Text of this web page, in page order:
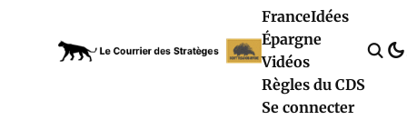
FranceIdées
Épargne
Vidéos
Règles du CDS
Se connecter